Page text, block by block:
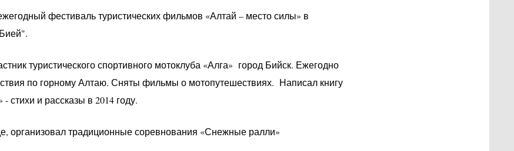
фестиваль туристических фильмов «Алтай – место силы» в
туристического спортивного мотоклуба «Алга» город Бийск. Ежегодно
по горному Алтаю. Сняты фильмы о мотопутешествиях. Написал книгу
стихи и рассказы в 2014 году.
организовал традиционные соревнования «Снежные ралли»